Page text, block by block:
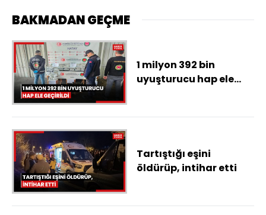
BAKMADAN GEÇME
1 milyon 392 bin
uyuşturucu hap ele
Tartıştığı eşini
öldürüp, intihar etti